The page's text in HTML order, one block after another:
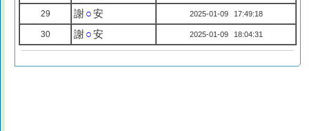
29 謝○安 2025-01-09 17:49:18
30 謝○安 2025-01-09 18:04:31